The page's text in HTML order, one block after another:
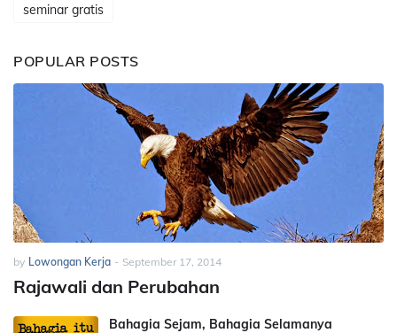
seminar gratis
POPULAR POSTS
by Lowongan Kerja - September 17, 2014
Rajawali dan Perubahan
Bahagia Sejam, Bahagia Selamanya